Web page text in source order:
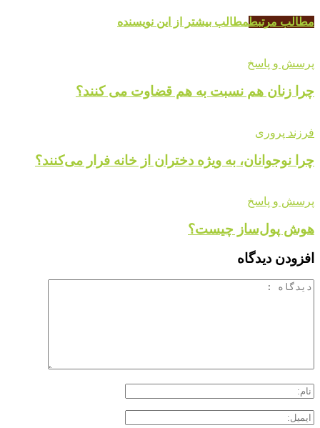
مطالب مرتبطمطالب بیشتر از این نویسنده
پرسش و پاسخ
چرا زنان هم نسبت به هم قضاوت می کنند؟
فرزند پروری
چرا نوجوانان، به ویژه دختران از خانه فرار می‌کنند؟
پرسش و پاسخ
هوش پول‌ساز چیست؟
افزودن دیدگاه